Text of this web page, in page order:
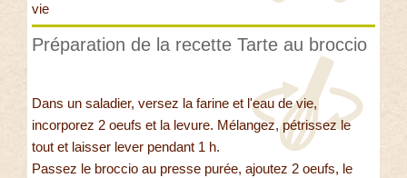
vie
Préparation de la recette Tarte au broccio
Dans un saladier, versez la farine et l'eau de vie,
incorporez 2 oeufs et la levure. Mélangez, pétrissez le
tout et laisser lever pendant 1 h.
Passez le broccio au presse purée, ajoutez 2 oeufs, le